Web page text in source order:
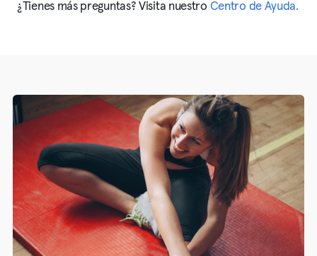
¿Tienes más preguntas? Visita nuestro Centro de Ayuda.